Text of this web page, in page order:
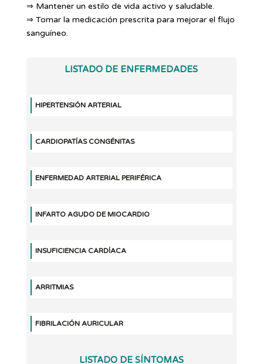
⇒ Mantener un estilo de vida activo y saludable.
⇒ Tomar la medicación prescrita para mejorar el flujo
sanguíneo.
LISTADO DE ENFERMEDADES
HIPERTENSIÓN ARTERIAL
CARDIOPATÍAS CONGÉNITAS
ENFERMEDAD ARTERIAL PERIFÉRICA
INFARTO AGUDO DE MIOCARDIO
INSUFICIENCIA CARDÍACA
ARRITMIAS
FIBRILACIÓN AURICULAR
LISTADO DE SÍNTOMAS